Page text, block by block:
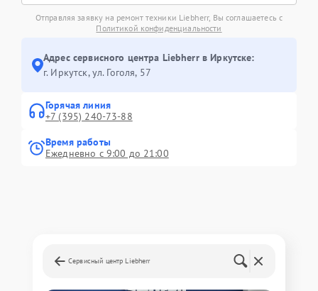
Отправляя заявку на ремонт техники Liebherr, Вы соглашаетесь с
Политикой конфиденциальности
Адрес сервисного центра Liebherr в Иркутске:
г. Иркутск, ул. ​Гоголя, 57
Горячая линия
+7 (395) 240-73-88
Время работы
Ежедневно с 9:00 до 21:00
Сервисный центр Liebherr